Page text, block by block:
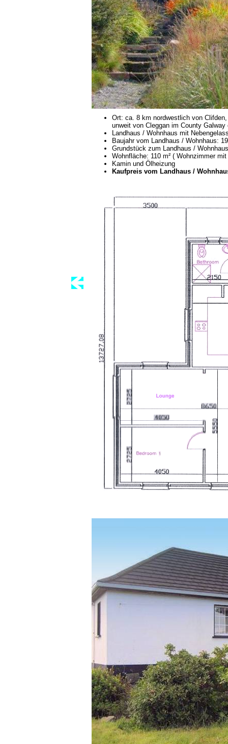
Ort: ca. 8 km nordwestlich von
unweit von Cleggan im County
Landhaus / Wohnhaus mit
Baujahr vom Landhaus / Wohnhaus:
Grundstück zum Landhaus /
Wohnfläche: 110 m² ( Wohnzimmer
Kamin und Ölheizung
Kaufpreis vom Landhaus /